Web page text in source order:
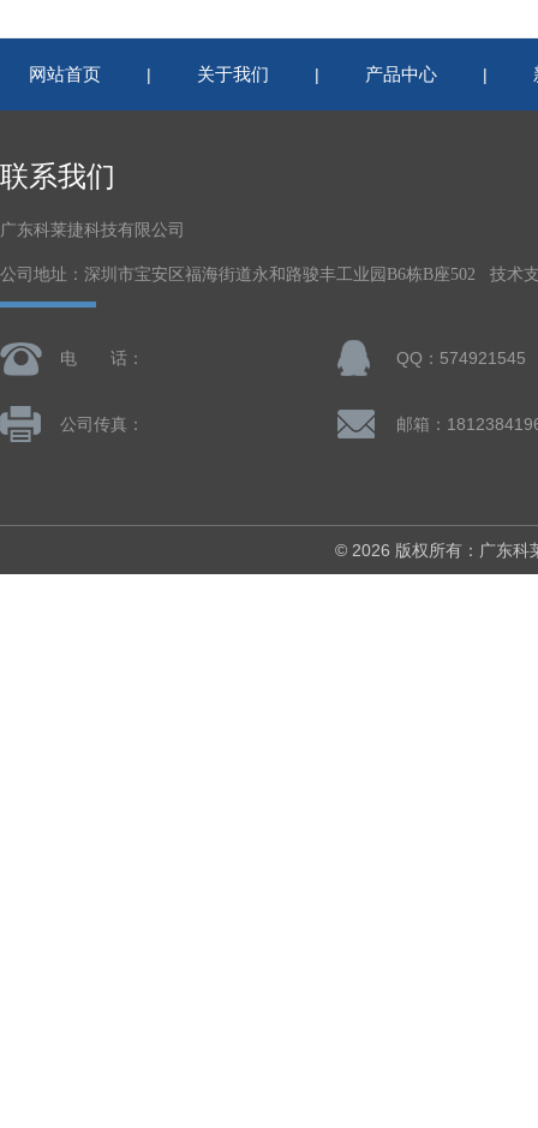
网站首页 | 关于我们 | 产品中心 |
联系我们
广东科莱捷科技有限公司
公司地址：深圳市宝安区福海街道永和路骏丰工业园B6栋B座502 技术
电 话： QQ：574921545
公司传真：
© 2026 版权所有：广东